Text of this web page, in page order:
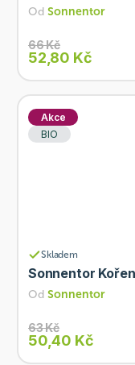
Od Sonnentor
66 Kč
52,80 Kč
Akce
BIO
Skladem
Sonnentor
Od Sonnentor
63 Kč
50,40 Kč